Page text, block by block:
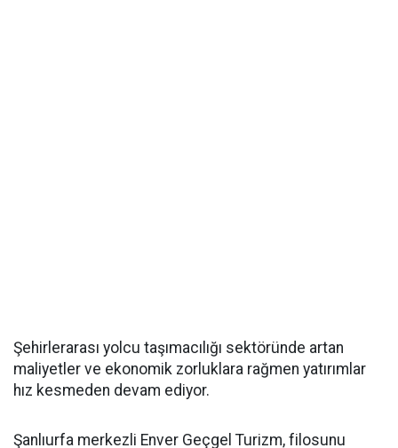
Şehirlerarası yolcu taşımacılığı sektöründe artan
maliyetler ve ekonomik zorluklara rağmen yatırımlar
hız kesmeden devam ediyor.
Şanlıurfa merkezli Enver Geçgel Turizm, filosunu